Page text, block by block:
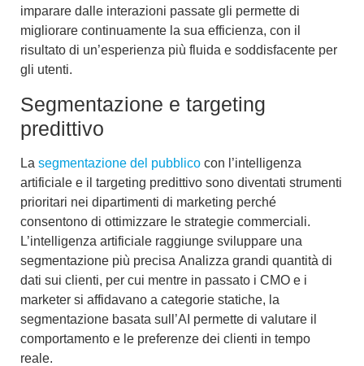
imparare dalle interazioni passate gli permette di
migliorare continuamente la sua efficienza, con il
risultato di un’esperienza più fluida e soddisfacente per
gli utenti.
Segmentazione e targeting
predittivo
La segmentazione del pubblico con l’intelligenza
artificiale e il targeting predittivo sono diventati strumenti
prioritari nei dipartimenti di marketing perché
consentono di ottimizzare le strategie commerciali.
L’intelligenza artificiale raggiunge sviluppare una
segmentazione più precisa Analizza grandi quantità di
dati sui clienti, per cui mentre in passato i CMO e i
marketer si affidavano a categorie statiche, la
segmentazione basata sull’AI permette di valutare il
comportamento e le preferenze dei clienti in tempo
reale.